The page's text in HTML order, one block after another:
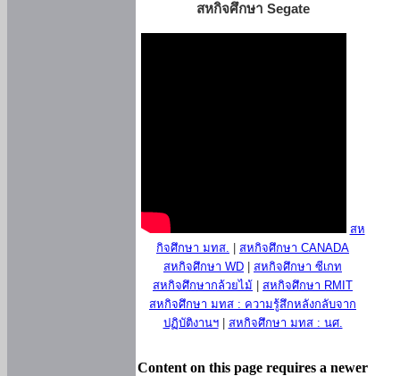
สหกิจศึกษา Segate
สห
กิจศึกษา มทส.
สหกิจศึกษา CANADA
สหกิจศึกษา WD
สหกิจศึกษา ซีเกท
สหกิจศึกษากล้วยไม้
สหกิจศึกษา RMIT
สหกิจศึกษา มทส : ความรู้สึกหลังกลับจาก
ปฏิบัติงานฯ| สหกิจศึกษา มทส : นศ.
Content on this page requires a newer